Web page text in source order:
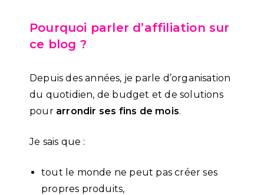
Pourquoi parler d’affiliation sur
ce blog ?
Depuis des années, je parle d’organisation
du quotidien, de budget et de solutions
pour arrondir ses fins de mois.
Je sais que :
tout le monde ne peut pas créer ses
propres produits,